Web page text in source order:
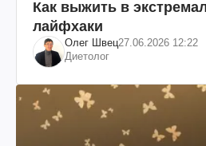
Как выжить в
лайфхаки
Олег Швец27.06.2026 12:22
Диетолог